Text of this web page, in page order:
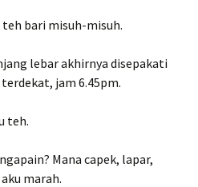
teh bari misuh-misuh.
lebar akhirnya disepakati
jam 6.45pm.
teh.
Mana capek, lapar,
marah.